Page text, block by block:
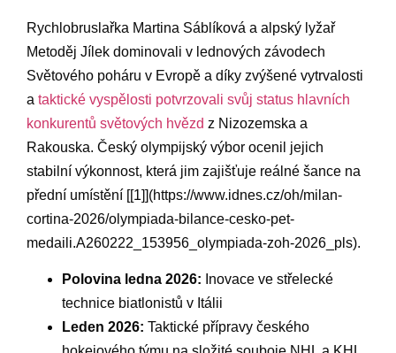
Rychlobruslařka‌ Martina Sáblíková a alpský lyžař
Metoděj Jílek dominovali v lednových závodech​
Světového⁣ poháru v Evropě a díky⁤ zvýšené‍ vytrvalosti
a taktické vyspělosti ​potvrzovali svůj status hlavních
konkurentů světových hvězd z Nizozemska‍ a
‍Rakouska. Český olympijský⁢ výbor ocenil jejich
stabilní výkonnost, ⁣která jim ​zajišťuje reálné šance na
přední umístění [[1]](https://www.idnes.cz/oh/milan-
cortina-2026/olympiada-bilance-cesko-pet-
medaili.A260222_153956_olympiada-zoh-2026_pls).
Polovina ledna 2026: Inovace ve​ střelecké
technice⁣ biatlonistů v Itálii
Leden 2026: Taktické‍ přípravy ⁤českého